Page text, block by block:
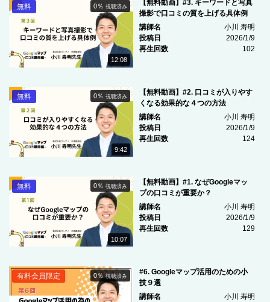
12:08
0％視聴済み
無料
【無料動画】#3. キーワードと写真
撮影で口コミの質を上げる具体例
講師名
小川 寿明
投稿日
2026/1/9
再生回数
102
9:42
0％視聴済み
無料
【無料動画】#2. 口コミが入りやす
くなる効果的な４つの方法
講師名
小川 寿明
投稿日
2026/1/9
再生回数
124
10:07
0％視聴済み
無料
【無料動画】#1. なぜGoogleマッ
プの口コミが重要か？
講師名
小川 寿明
投稿日
2026/1/9
再生回数
129
0％視聴済み
有料会員限定
#6. Googleマップ活用のための小
技９選
講師名
小川 寿明